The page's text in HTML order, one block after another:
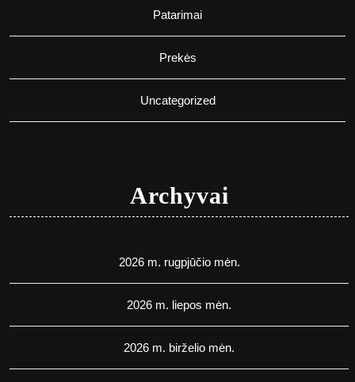
Patarimai
Prekės
Uncategorized
Archyvai
2026 m. rugpjūčio mėn.
2026 m. liepos mėn.
2026 m. birželio mėn.